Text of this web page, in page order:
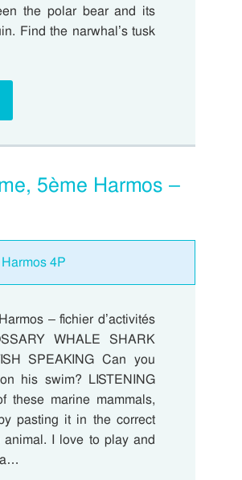
the polar bear and its
Find the narwhal’s tusk
5ème Harmos –
4P
– fichier d’activités
WHALE SHARK
SPEAKING Can you
his swim? LISTENING
these marine mammals,
pasting it in the correct
I love to play and
a…